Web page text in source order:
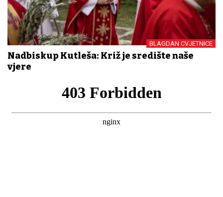
BLAGDAN CVJETNICE
Nadbiskup Kutleša: Križ je središte naše
vjere